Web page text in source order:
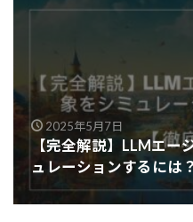
2025年5月7日
【完全解説】LLMエー
ュレーションするには？